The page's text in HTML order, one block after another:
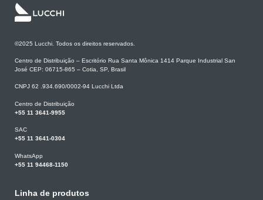
©2025 Lucchi. Todos os direitos reservados.
Centro de Distribuição – Escritório Rua Santa Mônica 1414 Parque Industrial San
José CEP: 06715-865 – Cotia, SP, Brasil
CNPJ 62 .934.690/0002-94 Lucchi Ltda
Centro de Distribuição
+55 11 3641-9955
SAC
+55 11 3641-0304
WhatsApp
+55 11 94468-1150
Linha de produtos